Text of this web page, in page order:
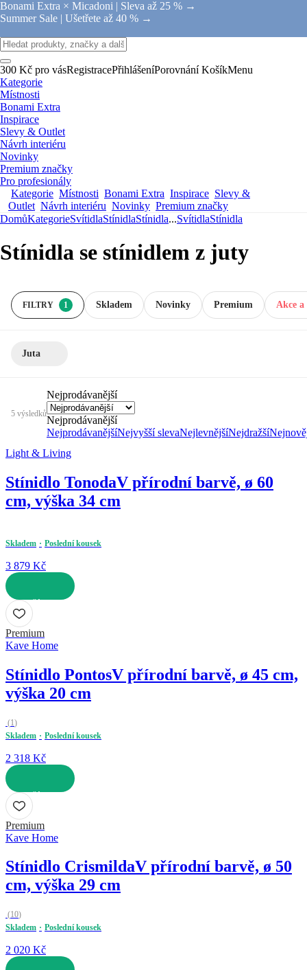
Bonami Extra × Micadoni | Sleva až 25 % →
Summer Sale | Ušetřete až 40 % →
300 Kč pro vásRegistracePřihlášeníPorovnání KošíkMenu
Kategorie
Místnosti
Bonami Extra
Inspirace
Slevy & Outlet
Návrh interiéru
Novinky
Premium značky
Pro profesionály
Kategorie Místnosti Bonami Extra Inspirace Slevy &
Outlet Návrh interiéru Novinky Premium značky
DomůKategorieSvítidlaStínidlaStínidla...SvítidlaStínidla
Stínidla se stínidlem z juty
FILTRY 1 Skladem Premium
Novinky Akce a
Juta
5 výsledků
Nejprodávanější
Nejprodávanější
NejprodávanějšíNejvyšší slevaNejlevnějšíNejdražší
Light & Living
Stínidlo TonodaV přírodní barvě, ø 60
cm, výška 34 cm
Skladem Poslední kousek
3 879 Kč
DO KOŠÍKU
Premium
Kave Home
Stínidlo PontosV přírodní barvě, ø 45 cm,
výška 20 cm
(1)
Skladem
Poslední kousek
2 318 Kč
DO KOŠÍKU
Premium
Kave Home
Stínidlo CrismildaV přírodní barvě, ø 50
cm, výška 29 cm
(10)
Skladem
Poslední kousek
2 020 Kč